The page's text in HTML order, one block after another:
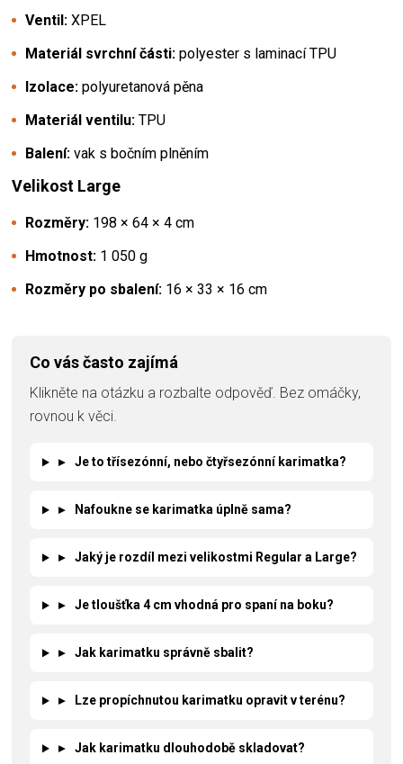
Ventil: XPEL
Materiál svrchní části: polyester s laminací TPU
Izolace: polyuretanová pěna
Materiál ventilu: TPU
Balení: vak s bočním plněním
Velikost Large
Rozměry: 198 × 64 × 4 cm
Hmotnost: 1 050 g
Rozměry po sbalení: 16 × 33 × 16 cm
Co vás často zajímá
Klikněte na otázku a rozbalte odpověď. Bez omáčky,
rovnou k věci.
▸ Je to třísezónní, nebo čtyřsezónní karimatka?
▸ Nafoukne se karimatka úplně sama?
▸ Jaký je rozdíl mezi velikostmi Regular a Large?
▸ Je tloušťka 4 cm vhodná pro spaní na boku?
▸ Jak karimatku správně sbalit?
▸ Lze propíchnutou karimatku opravit v terénu?
▸ Jak karimatku dlouhodobě skladovat?